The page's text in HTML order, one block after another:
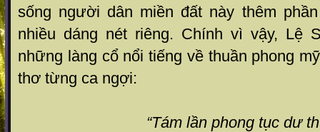
sống người dân miền đất này thêm
nhiều dáng nét riêng. Chính vì vậy, Lệ
những làng cổ nổi tiếng về thuần phong
thơ từng ca ngợi:
“Tám lần phong tục dư